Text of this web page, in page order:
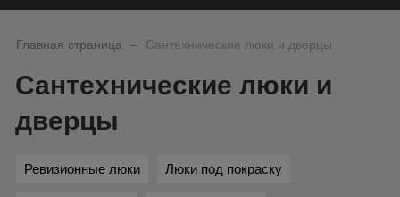
Главная страница Сантехнические люки и дверцы
Сантехнические люки и
дверцы
Ревизионные люки Люки под покраску